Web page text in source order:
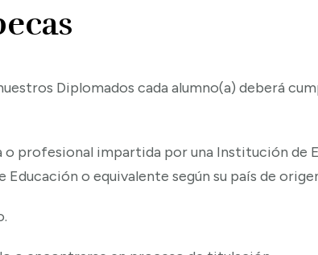
Diplomados cada alumno(a) deberá
o profesional impartida por una Institución de
o equivalente según su país de